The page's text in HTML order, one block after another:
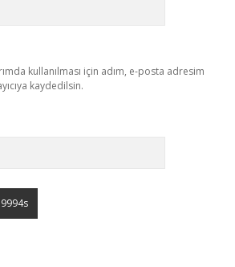
kullanılması için adım, e-posta adresim
kaydedilsin.